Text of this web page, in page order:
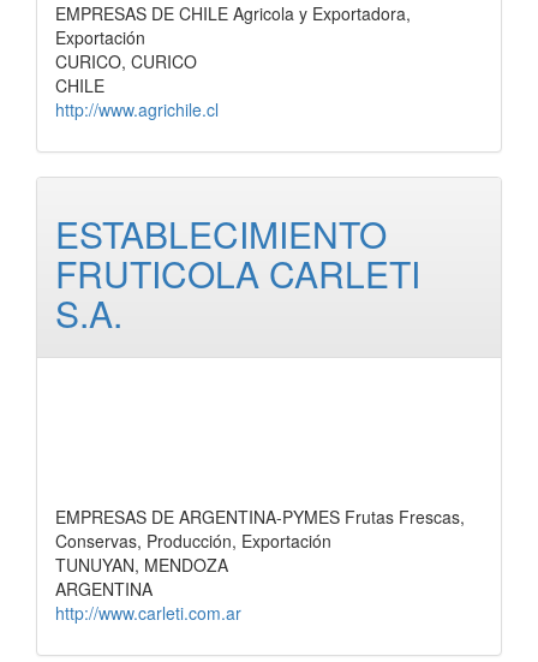
EMPRESAS DE CHILE Agricola y Exportadora,
Exportación
CURICO, CURICO
CHILE
http://www.agrichile.cl
ESTABLECIMIENTO
FRUTICOLA CARLETI
S.A.
EMPRESAS DE ARGENTINA-PYMES Frutas Frescas,
Conservas, Producción, Exportación
TUNUYAN, MENDOZA
ARGENTINA
http://www.carleti.com.ar